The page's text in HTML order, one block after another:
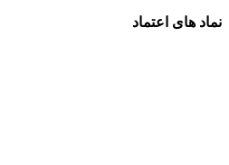
نماد های اعتماد